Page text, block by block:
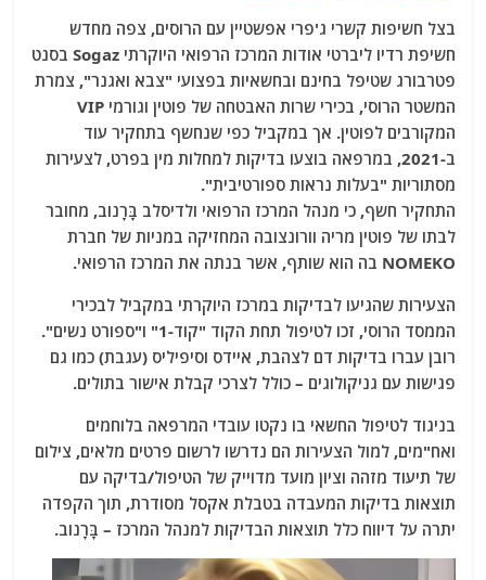
at
s
A
p
p
e
g
ra
m
ai
l
itt
er
c
e
b
o
o
k
בצל חשיפות קשרי ג'פרי אפשטיין עם הרוסים, צפה מחדש
חשיפת רדיו ליברטי אודות המרכז הרפואי היוקרתי Sogaz בסנט
פטרבורג שטיפל בחינם ובחשאיות בפצועי "צבא ואגנר", צמרת
המשטר הרוסי, בכירי שרות האבטחה של פוטין וגורמי VIP
המקורבים לפוטין. אך במקביל כפי שנחשף בתחקיר עוד
ב-2021, במרפאה בוצעו בדיקות למחלות מין בפרט, לצעירות
מסתוריות "בעלות נראות ספורטיבית".
התחקיר חשף, כי מנהל המרכז הרפואי ולדיסלב בָּרָנוֹב, מחובר
לבתו של פוטין מריה וורונצובה המחזיקה במניות של חברת
NOMEKO בה הוא שותף, אשר בנתה את המרכז הרפואי.
הצעירות שהגיעו לבדיקות במרכז היוקרתי במקביל לבכירי
הממסד הרוסי, זכו לטיפול תחת הקוד "קוד-1" ו"ספורט נשים".
רובן עברו בדיקות דם לצהבת, איידס וסיפיליס (עגבת) כמו גם
פגישות עם גניקולוגים – כולל לצרכי קבלת אישור בתולים.
בניגוד לטיפול החשאי בו נקטו עובדי המרפאה בלוחמים
ואח"מים, למול הצעירות הם נדרשו לרשום פרטים מלאים, צילום
של תיעוד מזהה וציון מועד מדוייק של הטיפול/בדיקה עם
תוצאות בדיקות המעבדה בטבלת אקסל מסודרת, תוך הקפדה
יתרה על דיווח כלל תוצאות הבדיקות למנהל המרכז – בָּרָנוֹב.